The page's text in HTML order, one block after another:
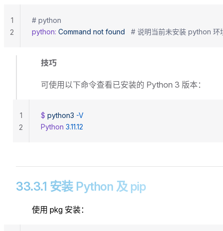
# python
python: Command not found
# 说明当前未安装 python 环
1
2
技巧
可使用以下命令查看已安装的 Python 3 版本：
$ python3 -V
Python 3.11.12
1
2
33.3.1 安装 Python 及 pip
使用 pkg 安装：